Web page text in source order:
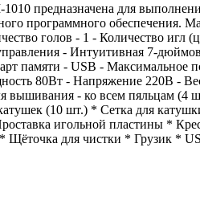
предназначена для
программного обеспечения.
голов - 1 - Количество игл
- Интуитивная 7-
памяти - USB -
80Вт - Напряжение 220В -
вышивания - ко всем пяльцам
(10 шт.) * Сетка для
игольной пластины *
для чистки * Грузик *